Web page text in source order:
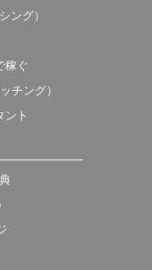
ング）
稼ぐ
チング）
ント